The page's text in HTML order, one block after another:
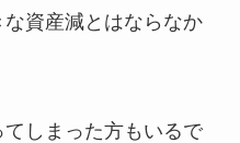
資産減とはならなか
しまった方もいるで